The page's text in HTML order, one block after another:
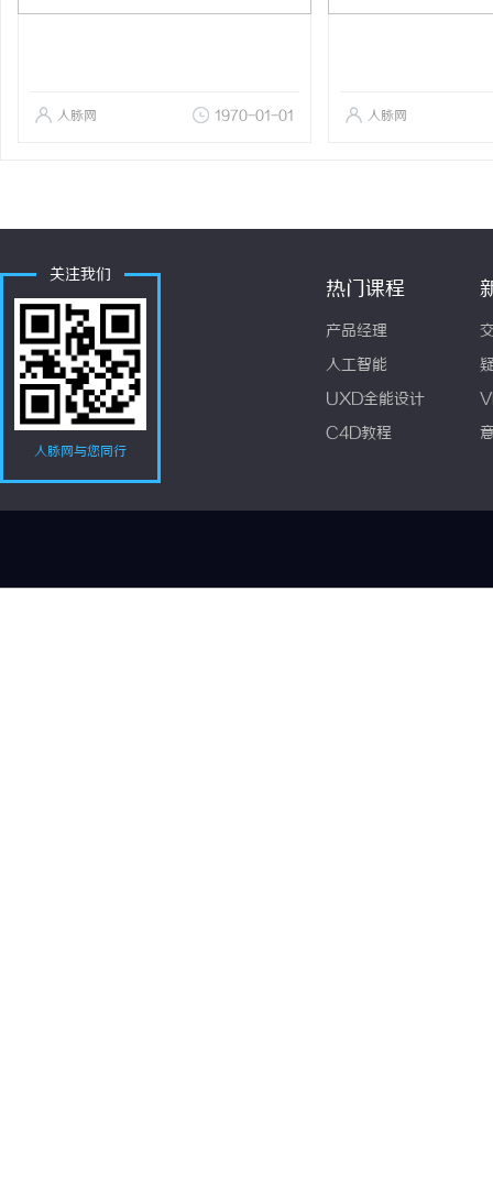
人脉网 1970-01-01 人脉网
关注我们
人脉网与您同行
热门课程
产品经理
人工智能
UXD全能设计
C4D教程